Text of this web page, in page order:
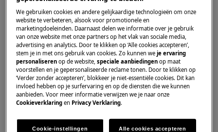
Heeft betrekking op
Electrolux drogers met Wi-Fi-verbinding
Oplossing
Volg de onderstaande stappen om
draadloze referenties / Wi-Fi -instellingen
te verwijderen:
We gebruiken cookies en andere gelijkaardige technologieën om onze
website te verbeteren, alsook voor promotionele en
marketingdoeleinden. Daarnaast delen we informatie over je gebruik
van onze website met onze partners op het vlak van sociale media,
advertising en analytics. Door te klikken op ‘Alle cookies accepteren’,
stem je in met ons gebruik van cookies. Zo kunnen weje ervaring
personaliseren op de website,speciale aanbiedingen op maat
voorstellen en je gepersonaliseerde reclame tonen. Door te klikken op
‘Verder zonder accepteren’, blokkeer je niet-essentiële cookies. Dit kan
invloed hebben op je surfervaring en op de diensten die we kunnen
aanbieden. Voor meer informatie verwijzen we je naar onze
Cookieverklaring en Privacy Verklaring.
Cookie-instellingen Alle cookies accepteren